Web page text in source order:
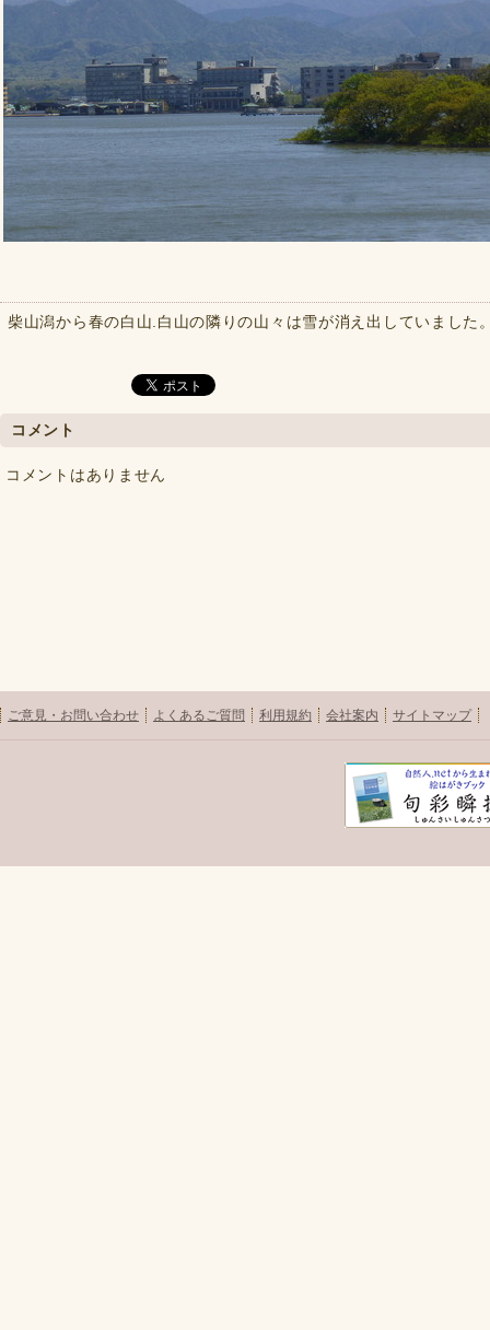
柴山潟から春の白山.白山の隣りの山々は雪が消え出していました
コメント
コメントはありません
ご意見・お問い合わせ よくあるご質問 利用規約 会社案内 サイトマップ